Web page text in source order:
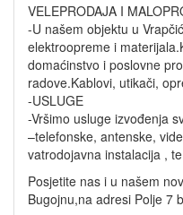
VELEPRODAJA I
-U našem objektu u
elektroopreme i
domaćinstvo i poslovne
radove.Kablovi, utikači,
-USLUGE
-Vršimo usluge izvođenja
–telefonske, antenske,
vatrodojavna instalacija ,
Posjetite nas i u našem
Bugojnu,na adresi Polje 7